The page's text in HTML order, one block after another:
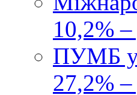
10,2%
ПУМБ у
27,2%